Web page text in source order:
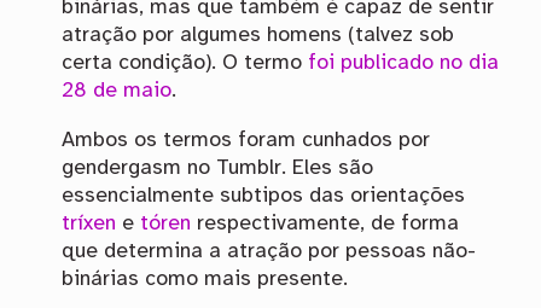
binárias, mas que também é capaz de sentir
atração por algumes homens (talvez sob
certa condição). O termo foi publicado no dia
28 de maio.
Ambos os termos foram cunhados por
gendergasm no Tumblr. Eles são
essencialmente subtipos das orientações
tríxen e tóren respectivamente, de forma
que determina a atração por pessoas não-
binárias como mais presente.